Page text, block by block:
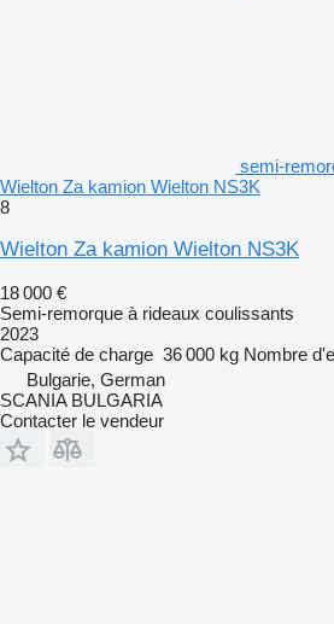
semi-
Wielton Za kamion Wielton NS3K
8
Wielton Za kamion Wielton NS3K
18 000 €
Semi-remorque à rideaux coulissants
2023
Capacité de charge 36 000 kg Nombre
Bulgarie, German
SCANIA BULGARIA
Contacter le vendeur